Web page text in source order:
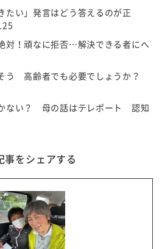
たい」発言はどう答えるのが正
対！頑なに拒否…解決できる者にへ
う 高齢者でも必要でしょうか？
ない？ 母の話はテレポート 認知
事をシェアする